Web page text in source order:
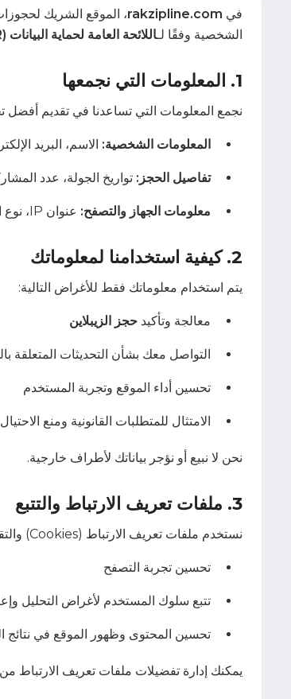
في rakzipline.com، الموقع الشريك
الشخصية وفقًا لـاللائحة العامة لحماية البيانات (GDPR)
1. المعلومات التي نجمعها
نجمع المعلومات التي تساعدنا في تقديم
المعلومات الشخصية: الاسم، البريد
تفاصيل الحجز: تواريخ الجولة، عدد
معلومات الجهاز والتصفح: عنوان IP، نوع المتصفح، نظام التشغيل، والموقع المحيل.
2. كيفية استخدامنا لمعلوماتك
يتم استخدام معلوماتك فقط للأغراض التالية:
معالجة وتأكيد حجز الزيبلاين
التواصل معك بشأن التحديثات المتعلقة
تحسين أداء الموقع وتجربة المستخدم
الامتثال للمتطلبات القانونية ومنع الاحتيال
نحن لا نبيع أو نؤجر بياناتك لأطراف خارجية.
3. ملفات تعريف الارتباط والتتبع
نستخدم ملفات تعريف الارتباط (Cookies) والتقنيات المشابهة من أجل:
تحسين تجربة التصفح
تتبع سلوك المستخدم لأغراض التحليل
تحسين المحتوى وظهور الموقع في نتائج
يمكنك إدارة تفضيلات ملفات تعريف الارتباط